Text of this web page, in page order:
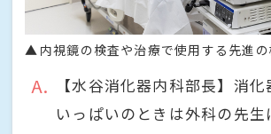
内視鏡の検査や治療で使用する先進
A
【水谷消化器内科部長】消
いっぱいのときは外科の先生